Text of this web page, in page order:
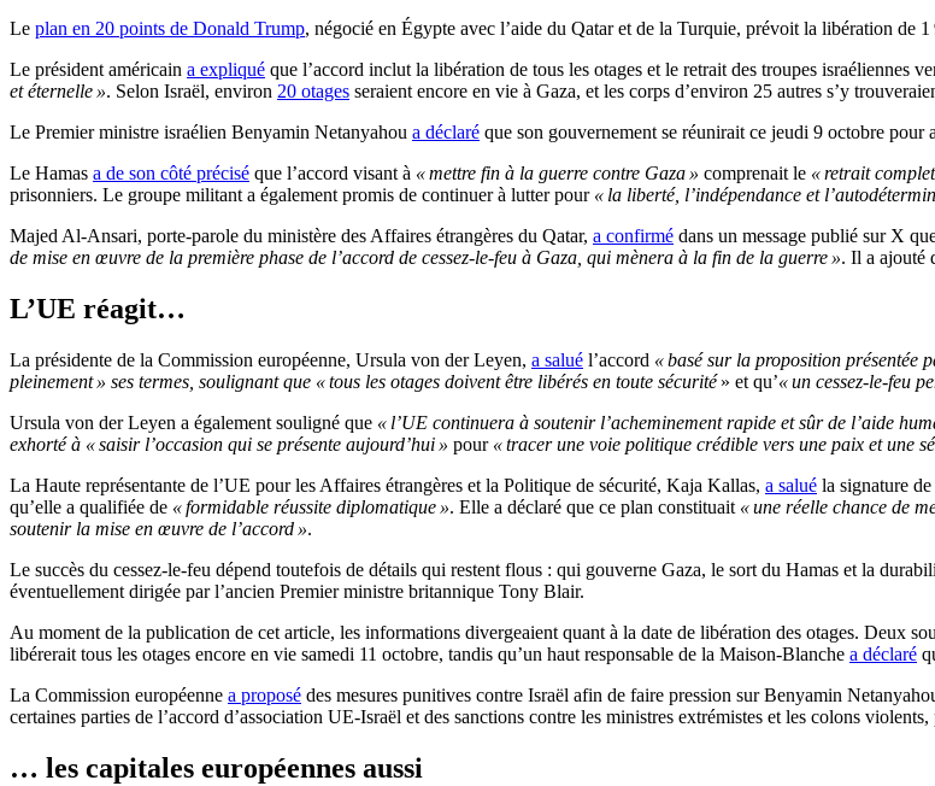
Le plan en 20 points de Donald Trump, négocié en Égypte avec l’aide du Qatar et de la Turquie, prévoit la libération de
Le président américain a expliqué que l’accord inclut la libération de tous les otages et le retrait des troupes israéliennes
et éternelle ». Selon Israël, environ 20 otages seraient encore en vie à Gaza, et les corps d’environ 25 autres s’y
Le Premier ministre israélien Benyamin Netanyahou a déclaré que son gouvernement se réunirait ce jeudi 9 octobre
Le Hamas a de son côté précisé que l’accord visant à « mettre fin à la guerre contre Gaza » comprenait le « retrait
prisonniers. Le groupe militant a également promis de continuer à lutter pour « la liberté, l’indépendance et
Majed Al-Ansari, porte-parole du ministère des Affaires étrangères du Qatar, a confirmé dans un message publié sur X
de mise en œuvre de la première phase de l’accord de cessez-le-feu à Gaza, qui mènera à la fin de la guerre ». Il a ajouté
L’UE réagit…
La présidente de la Commission européenne, Ursula von der Leyen, a salué l’accord « basé sur la proposition présentée
pleinement » ses termes, soulignant que « tous les otages doivent être libérés en toute sécurité» et qu’« un cessez-le-feu
Ursula von der Leyen a également souligné que « l’UE continuera à soutenir l’acheminement rapide et sûr de l’aide
exhorté à « saisir l’occasion qui se présente aujourd’hui » pour « tracer une voie politique crédible vers une paix et une
La Haute représentante de l’UE pour les Affaires étrangères et la Politique de sécurité, Kaja Kallas, a salué la signature
qu’elle a qualifiée de « formidable réussite diplomatique ». Elle a déclaré que ce plan constituait « une réelle chance de
soutenir la mise en œuvre de l’accord ».
Le succès du cessez-le-feu dépend toutefois de détails qui restent flous : qui gouverne Gaza, le sort du Hamas et la
éventuellement dirigée par l’ancien Premier ministre britannique Tony Blair.
Au moment de la publication de cet article, les informations divergeaient quant à la date de libération des otages. Deux
libérerait tous les otages encore en vie samedi 11 octobre, tandis qu’un haut responsable de la Maison-Blanche a déclaré
La Commission européenne a proposé des mesures punitives contre Israël afin de faire pression sur Benyamin
certaines parties de l’accord d’association UE-Israël et des sanctions contre les ministres extrémistes et les colons
… les capitales européennes aussi